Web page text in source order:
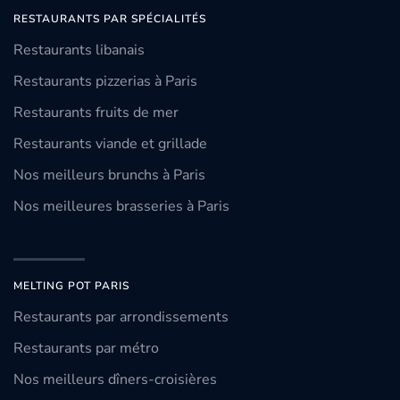
RESTAURANTS PAR SPÉCIALITÉS
Restaurants libanais
Restaurants pizzerias à Paris
Restaurants fruits de mer
Restaurants viande et grillade
Nos meilleurs brunchs à Paris
Nos meilleures brasseries à Paris
MELTING POT PARIS
Restaurants par arrondissements
Restaurants par métro
Nos meilleurs dîners-croisières